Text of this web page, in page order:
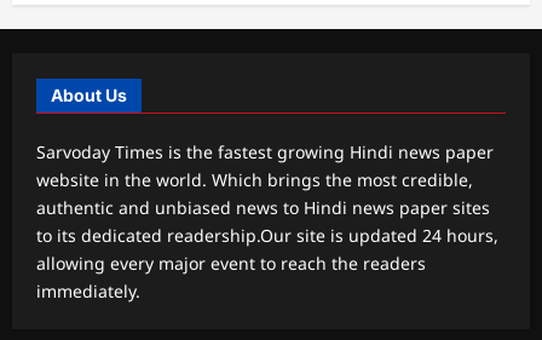
About Us
Sarvoday Times is the fastest growing Hindi news paper
website in the world. Which brings the most credible,
authentic and unbiased news to Hindi news paper sites
to its dedicated readership.Our site is updated 24 hours,
allowing every major event to reach the readers
immediately.